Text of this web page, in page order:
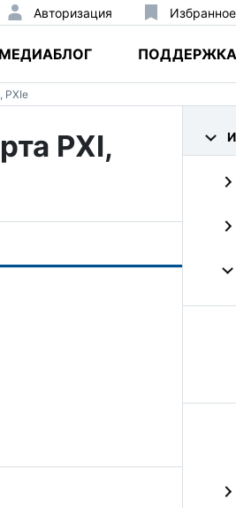
Избранное
Авторизация
МЕДИАБЛОГ ПОДДЕРЖКА
PXIe
PXI,